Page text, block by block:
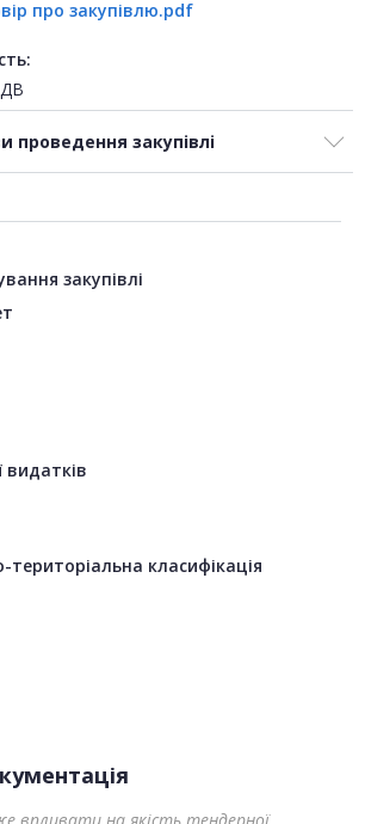
про закупівлю.pdf
проведення закупівлі
закупівлі
видатків
територіальна класифікація